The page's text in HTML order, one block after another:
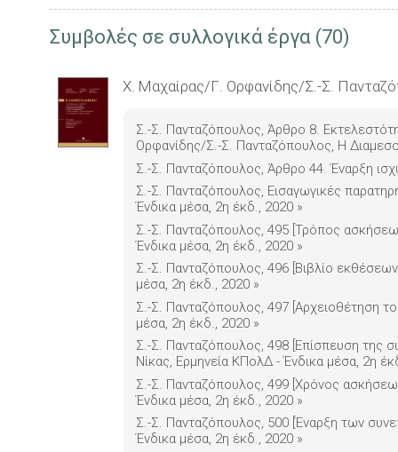
Συμβολές σε συλλογικά έργα (70)
Χ. Μαχαίρας/Γ. Ορφανίδης/Σ.-Σ.
Σ.-Σ. Πανταζόπουλος, Άρθρο 8.
Ορφανίδης/Σ.-Σ. Πανταζόπουλος, Η
Σ.-Σ. Πανταζόπουλος, Άρθρο 44. Έναρξη
Σ.-Σ. Πανταζόπουλος, Εισαγωγικές
Ένδικα μέσα, 2η έκδ., 2020 »
Σ.-Σ. Πανταζόπουλος, 495 [Τρόπος
Ένδικα μέσα, 2η έκδ., 2020 »
Σ.-Σ. Πανταζόπουλος, 496 [Βιβλίο
μέσα, 2η έκδ., 2020 »
Σ.-Σ. Πανταζόπουλος, 497 [Αρχειοθέτηση
μέσα, 2η έκδ., 2020 »
Σ.-Σ. Πανταζόπουλος, 498 [Επίσπευση της
Νίκας, Ερμηνεία ΚΠολΔ - Ένδικα μέσα, 2η
Σ.-Σ. Πανταζόπουλος, 499 [Χρόνος
Ένδικα μέσα, 2η έκδ., 2020 »
Σ.-Σ. Πανταζόπουλος, 500 [Έναρξη των
Ένδικα μέσα, 2η έκδ., 2020 »